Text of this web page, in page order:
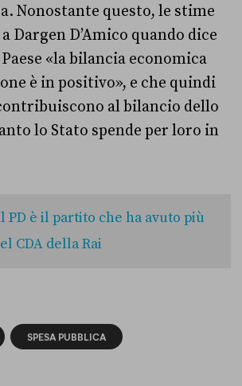
Nonostante questo, le stime
Dargen D’Amico quando dice
«la bilancia economica
è in positivo», e che quindi
al bilancio dello
lo Stato spende per loro in
PD è il partito che ha avuto più
CDA della Rai
SPESA PUBBLICA